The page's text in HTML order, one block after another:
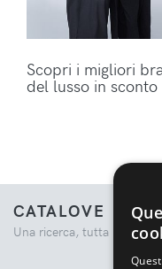
Scopri i migliori
del lusso in sconto
CATALOVE
Una ricerca, tutta la moda.